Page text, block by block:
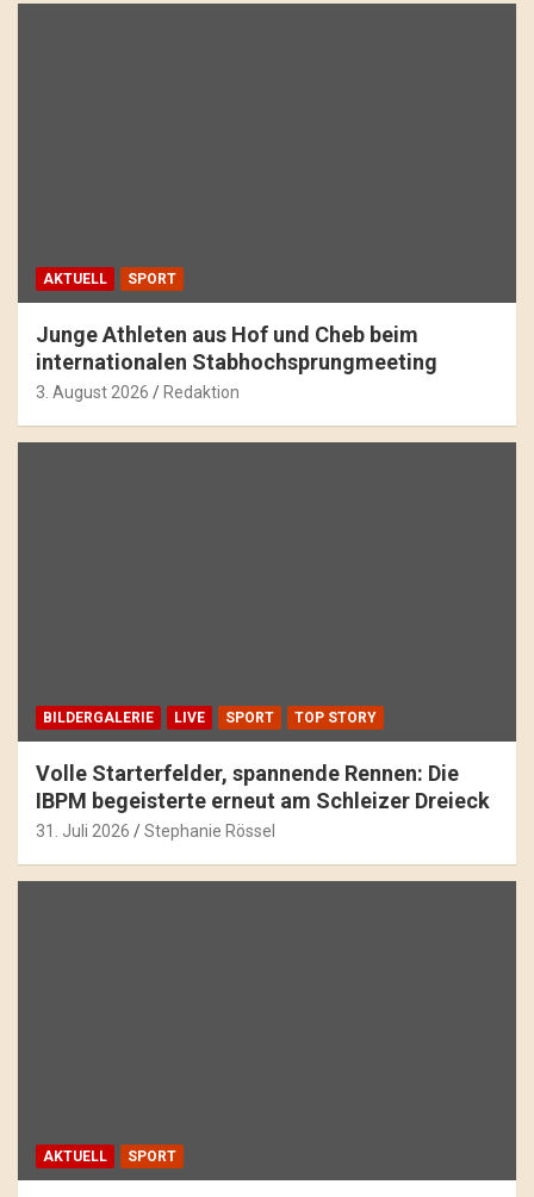
AKTUELL SPORT
Junge Athleten aus Hof und Cheb beim
internationalen Stabhochsprungmeeting
3. August 2026 Redaktion
BILDERGALERIE LIVE SPORT TOP STORY
Volle Starterfelder, spannende Rennen: Die
IBPM begeisterte erneut am Schleizer Dreieck
31. Juli 2026 Stephanie Rössel
AKTUELL SPORT